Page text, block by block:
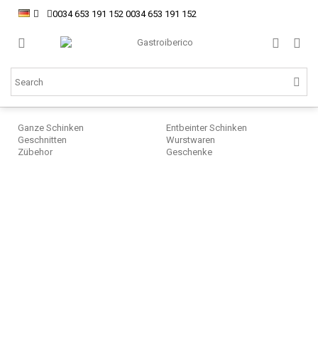
0034 653 191 152 0034 653 191 152
Ganze Schinken
Entbeinter Schinken
Geschnitten
Wurstwaren
Zübehor
Geschenke